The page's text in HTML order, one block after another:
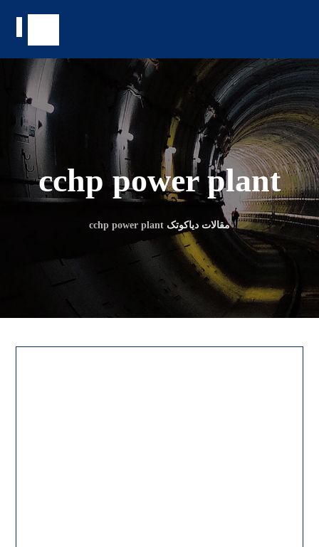
cchp power plant
مقالات دیاکوتک cchp power plant